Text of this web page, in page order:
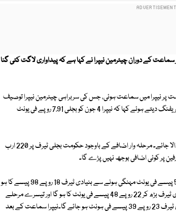
درخواست پر سماعت کے دوران چیئرمین نیپرا نے کہا ہے کہ پیداواری لاگت کئی گنا
پر نیپرا میں سماعت ہوئی، جس کی سربراہی چیئرمین نیپرا توصیف
ایچ فاروقی نے کی۔ سماعت میں ایڈیشنل سیکرٹری پاور ڈویژن محفوظ بھٹی نے بریفنگ دیتے ہوئے کہا کہ نیپرا 4 جون کو بجلی 7.91 روپے فی یونٹ
سیکرٹری پاور ڈویژن نے کہا کہ ہم چاہتے ہیں کہ صارفین پر ایک ساتھ بوجھ نہ ڈالا جائے۔ مرحلہ وار اضافے کے باوجود حکومت بجلی ٹیرف پر 220 ارب
یکساں ٹیرف کے لیے دی گئی درخواست کے مطابق جولائی سے بجلی 3 روپے 50 پیسے فی یونٹ مہنگی ہونے سے بنیادی ٹیرف 18 روپے 98 پیسے کا ہو
جائے گا۔ بعد ازاں ستمبر سے مزید 3 روپے 50 پیسے فی یونٹ اضافے سے بنیادی ٹیرف بڑھ کر 22 روپے 48 پیسے فی یونٹ کا ہو گا اور تیسرے مرحلے
میں اکتوبر سے بجلی کے بنیادی ٹیرف میں 91 پیسے فی یونٹ بڑھانے سے بنیادی ٹیرف 23 روپے 39 پیسے فی ہونٹ ہو جائے گا۔نیپرا سماعت کے بعد